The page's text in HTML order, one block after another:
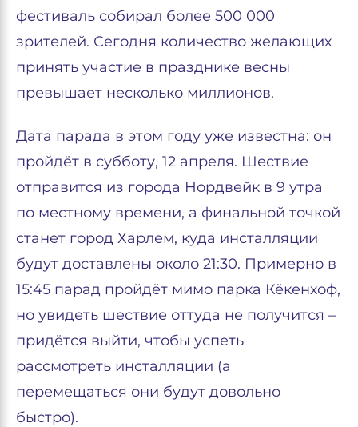
фестиваль собирал более 500 000
зрителей. Сегодня количество желающих
принять участие в празднике весны
превышает несколько миллионов.
Дата парада в этом году уже известна: он
пройдёт в субботу, 12 апреля. Шествие
отправится из города Нордвейк в 9 утра
по местному времени, а финальной точкой
станет город Харлем, куда инсталляции
будут доставлены около 21:30. Примерно в
15:45 парад пройдёт мимо парка Кёкенхоф,
но увидеть шествие оттуда не получится –
придётся выйти, чтобы успеть
рассмотреть инсталляции (а
перемещаться они будут довольно
быстро).